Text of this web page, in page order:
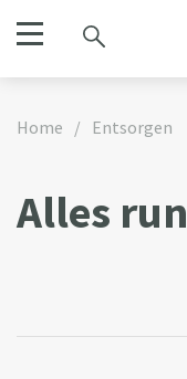
Home / Entsorgen
Alles